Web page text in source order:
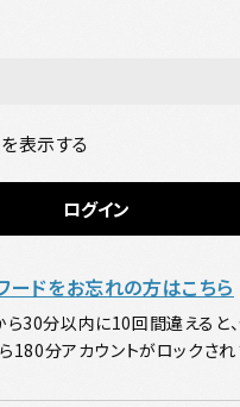
表示する
ードをお忘れの方はこちら
30分以内に10回間違えると、
180分アカウントがロックされ